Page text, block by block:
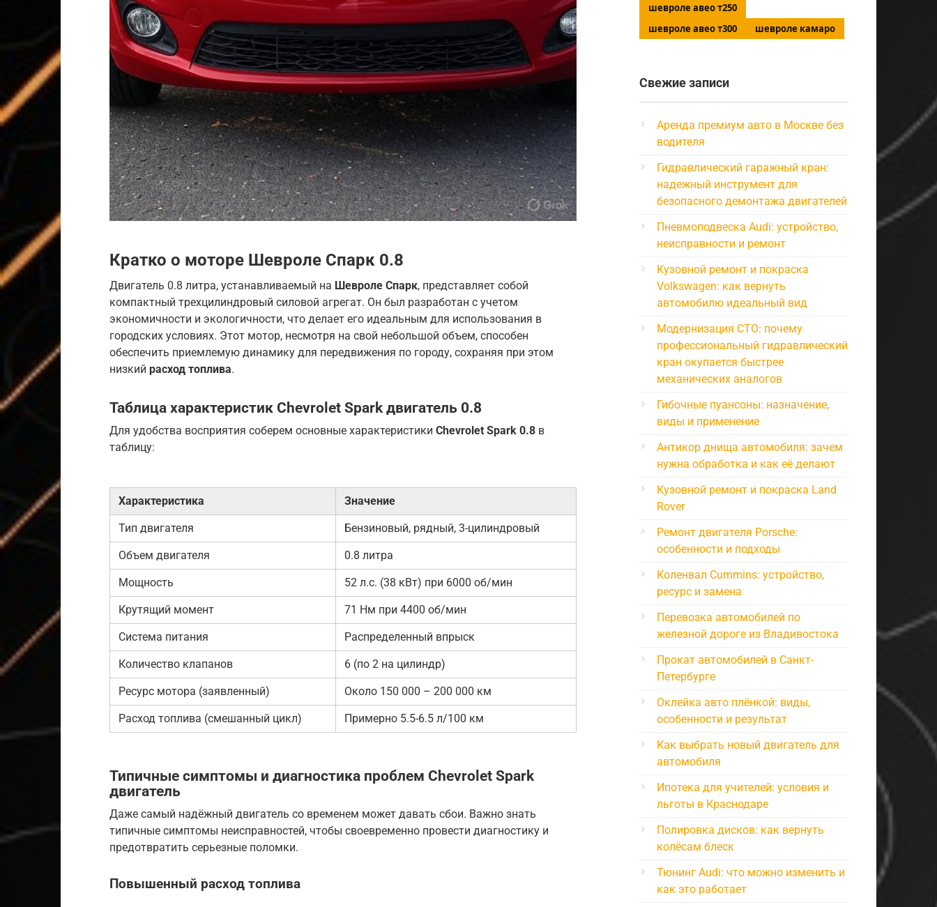
Кратко о моторе Шевроле Спарк 0.8
Двигатель 0.8 литра, устанавливаемый на Шевроле Спарк, представляет собой
компактный трехцилиндровый силовой агрегат. Он был разработан с учетом
экономичности и экологичности, что делает его идеальным для использования в
городских условиях. Этот мотор, несмотря на свой небольшой объем, способен
обеспечить приемлемую динамику для передвижения по городу, сохраняя при этом
низкий расход топлива.
Таблица характеристик Chevrolet Spark двигатель 0.8
Для удобства восприятия соберем основные характеристики Chevrolet Spark 0.8 в
таблицу:
Характеристика Значение
Тип двигателя Бензиновый, рядный, 3-цилиндровый
Объем двигателя 0.8 литра
Мощность 52 л.с. (38 кВт) при 6000 об/мин
Крутящий момент 71 Нм при 4400 об/мин
Система питания Распределенный впрыск
Количество клапанов 6 (по 2 на цилиндр)
Ресурс мотора (заявленный) Около 150 000 – 200 000 км
Расход топлива (смешанный цикл) Примерно 5.5-6.5 л/100 км
Типичные симптомы и диагностика проблем Chevrolet Spark
двигатель
Даже самый надёжный двигатель со временем может давать сбои. Важно знать
типичные симптомы неисправностей, чтобы своевременно провести диагностику и
предотвратить серьезные поломки.
Повышенный расход топлива
шевроле авео т250
шевроле авео т300
шевроле камаро
Свежие записи
Аренда премиум авто в Москве без
водителя
Гидравлический гаражный кран:
надежный инструмент для
безопасного демонтажа двигателей
Пневмоподвеска Audi: устройство,
неисправности и ремонт
Кузовной ремонт и покраска
Volkswagen: как вернуть
автомобилю идеальный вид
Модернизация СТО: почему
профессиональный гидравлический
кран окупается быстрее
механических аналогов
Гибочные пуансоны: назначение,
виды и применение
Антикор днища автомобиля: зачем
нужна обработка и как её делают
Кузовной ремонт и покраска Land
Rover
Ремонт двигателя Porsche:
особенности и подходы
Коленвал Cummins: устройство,
ресурс и замена
Перевозка автомобилей по
железной дороге из Владивостока
Прокат автомобилей в Санкт-
Петербурге
Оклейка авто плёнкой: виды,
особенности и результат
Как выбрать новый двигатель для
автомобиля
Ипотека для учителей: условия и
льготы в Краснодаре
Полировка дисков: как вернуть
колёсам блеск
Тюнинг Audi: что можно изменить и
как это работает